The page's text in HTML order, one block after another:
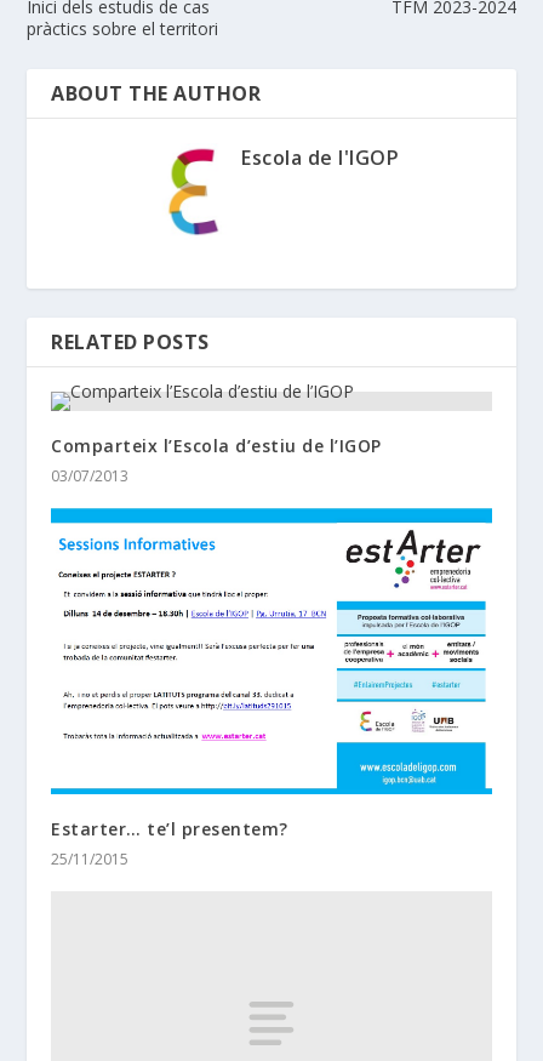
Inici dels estudis de cas
pràctics sobre el territori
TFM 2023-2024
ABOUT THE AUTHOR
Escola de l'IGOP
RELATED POSTS
Comparteix l’Escola d’estiu de l’IGOP
03/07/2013
Estarter… te’l presentem?
25/11/2015